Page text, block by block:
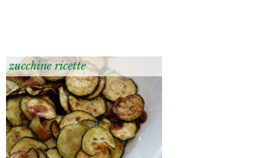
zucchine ricette